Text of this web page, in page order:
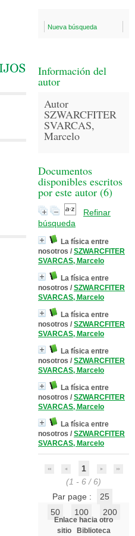
Nueva búsqueda
Información del
autor
Autor
SZWARCFITER
SVARCAS,
Marcelo
Documentos
disponibles escritos
por este autor (6)
Refinar
búsqueda
La física entre
nosotros / SZWARCFITER
SVARCAS, Marcelo
La física entre
nosotros / SZWARCFITER
SVARCAS, Marcelo
La física entre
nosotros / SZWARCFITER
SVARCAS, Marcelo
La física entre
nosotros / SZWARCFITER
SVARCAS, Marcelo
La física entre
nosotros / SZWARCFITER
SVARCAS, Marcelo
La física entre
nosotros / SZWARCFITER
SVARCAS, Marcelo
1
(1 - 6 / 6)
Par page :
25
50
100 200
Enlace hacia otro
sitio
Biblioteca